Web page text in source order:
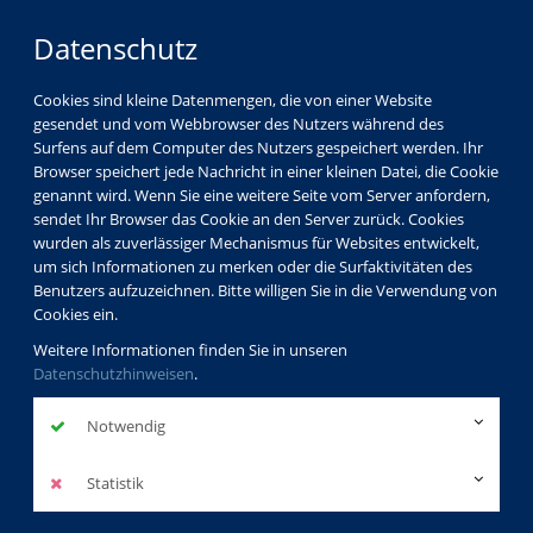
Datenschutz
Cookies sind kleine Datenmengen, die von einer Website
gesendet und vom Webbrowser des Nutzers während des
Surfens auf dem Computer des Nutzers gespeichert werden. Ihr
Browser speichert jede Nachricht in einer kleinen Datei, die Cookie
genannt wird. Wenn Sie eine weitere Seite vom Server anfordern,
sendet Ihr Browser das Cookie an den Server zurück. Cookies
wurden als zuverlässiger Mechanismus für Websites entwickelt,
um sich Informationen zu merken oder die Surfaktivitäten des
Benutzers aufzuzeichnen. Bitte willigen Sie in die Verwendung von
Cookies ein.
Weitere Informationen finden Sie in unseren
Datenschutzhinweisen.
Notwendig
Statistik
Programm Kunst & Kultur Textiles Gestalten
Textiles Gestalten